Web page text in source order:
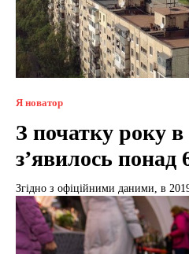
Я новатор
З початку року в
з’явилось
Згідно з офіційними даними, в